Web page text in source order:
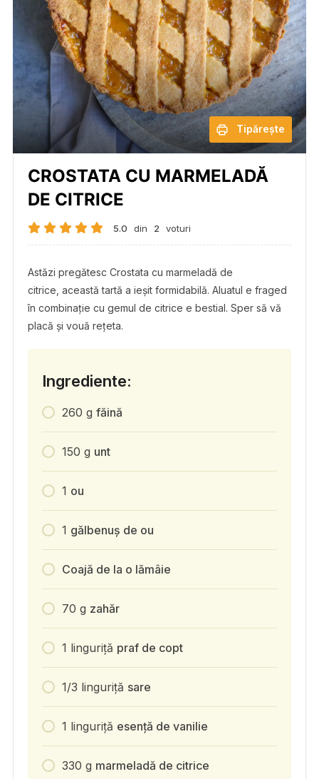
Tipărește
CROSTATA CU MARMELADĂ
DE CITRICE
5.0 din 2 voturi
Astăzi pregătesc Crostata cu marmeladă de
citrice, această tartă a ieșit formidabilă. Aluatul e fraged
în combinație cu gemul de citrice e bestial. Sper să vă
placă și vouă rețeta.
Ingrediente:
260 g făină
150 g unt
1 ou
1 gălbenuș de ou
Coajă de la o lămâie
70 g zahăr
1 linguriță praf de copt
1/3 linguriță sare
1 linguriță esență de vanilie
330 g marmeladă de citrice